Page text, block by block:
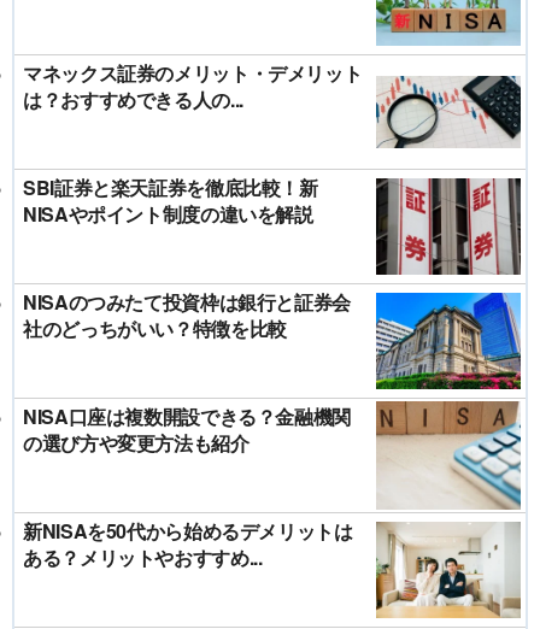
マネックス証券のメリット・デメリット
は？おすすめできる人の...
SBI証券と楽天証券を徹底比較！新
NISAやポイント制度の違いを解説
NISAのつみたて投資枠は銀行と証券会
社のどっちがいい？特徴を比較
NISA口座は複数開設できる？金融機関
の選び方や変更方法も紹介
新NISAを50代から始めるデメリットは
ある？メリットやおすすめ...